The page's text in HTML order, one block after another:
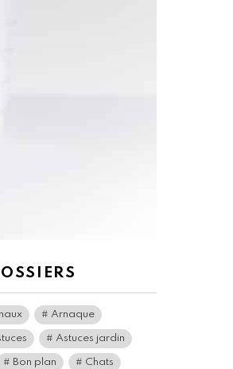
Arnaque
Astuces jardin
Bon plan Chats